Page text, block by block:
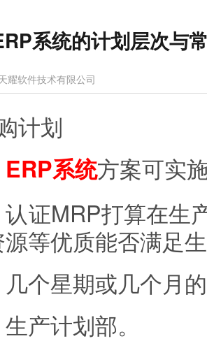
系统的计划层次与
耀软件技术有限公司
计划
ERP系统方案可实
证MRP打算在生
等优质能否满足
个星期或几个月
产计划部。